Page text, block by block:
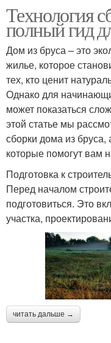
Технология
полный гид
Дом из бруса – это
жилье, которое
тех, кто ценит
Однако для
может показаться
этой статье мы
сборки дома из
которые помогут вам
Подготовка к
Перед началом
подготовиться. Это
участка,
читать дальше →